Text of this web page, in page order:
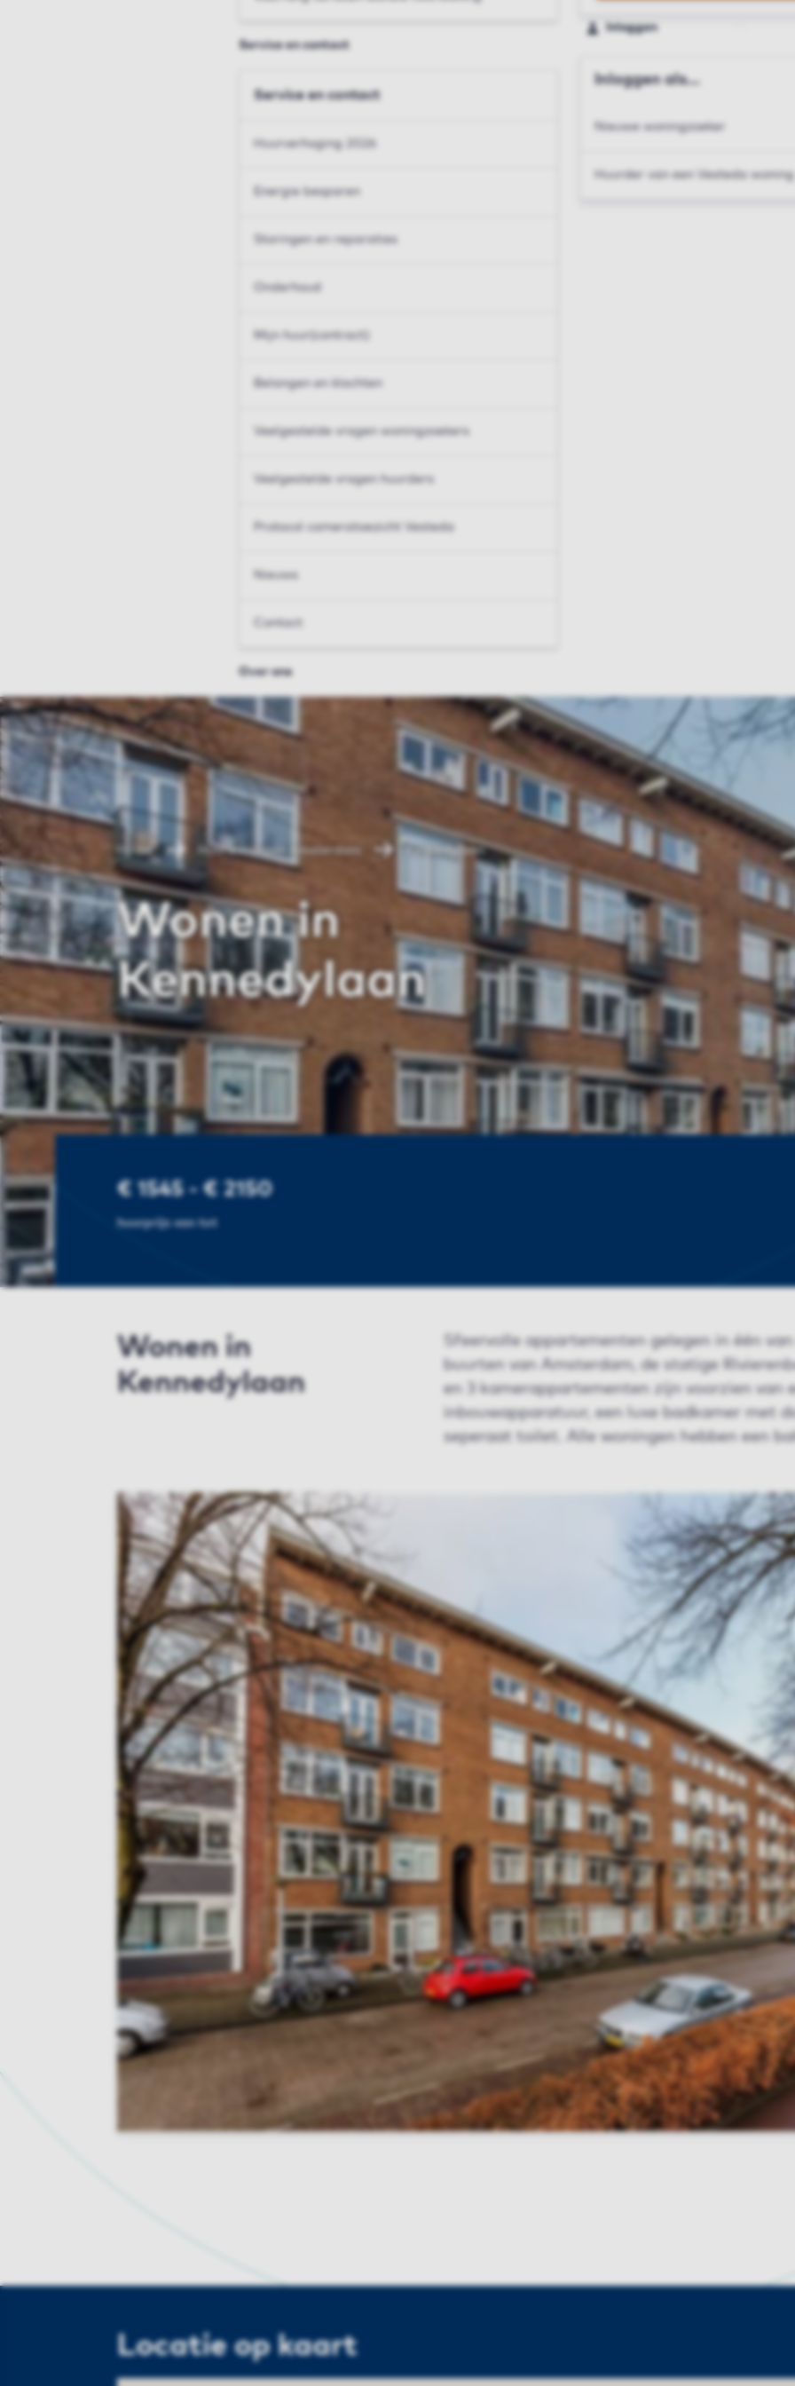
Service en contact
Service en contact
Huurverhoging 2026
Energie besparen
Storingen en reparaties
Onderhoud
Mijn huur(contract)
Belangen en klachten
Veelgestelde vragen woningzoekers
Veelgestelde vragen huurders
Protocol cameratoezicht Vesteda
Nieuws
Contact
Over ons
Inloggen
Inloggen als...
Nieuwe woningzoeker
Huurder van een Vesteda woning
Home Huurwoningen Amsterdam Kennedylaan
Wonen in
Kennedylaan
€ 1545 - € 2150
huurprijs van tot
Wonen in
Kennedylaan
Sfeervolle appartementen gelegen in één
buurten van Amsterdam, de statige
en 3 kamerappartementen zijn voorzien van
inbouwapparatuur, een luxe badkamer met
seperaat toilet. Alle woningen hebben een
Locatie op kaart